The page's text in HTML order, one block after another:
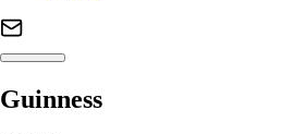
Guinness